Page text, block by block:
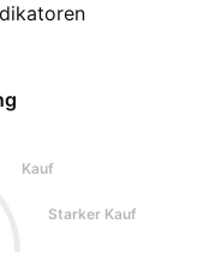
Kauf
Starker Kauf